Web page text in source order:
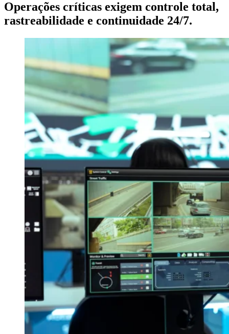
Operações críticas exigem controle total,
rastreabilidade e continuidade 24/7.